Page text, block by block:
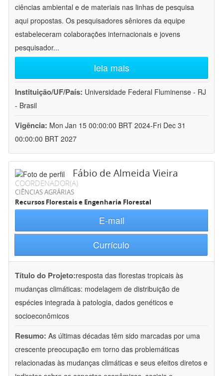
ciências ambiental e de materiais nas linhas de pesquisa
aqui propostas. Os pesquisadores sêniores da equipe
estabeleceram colaborações internacionais e jovens
pesquisador...
leia mais
Instituição/UF/País: Universidade Federal Fluminense - RJ
- Brasil
Vigência: Mon Jan 15 00:00:00 BRT 2024-Fri Dec 31
00:00:00 BRT 2027
Fábio de Almeida Vieira
COORDENADOR(A)
CIÊNCIAS AGRÁRIAS
Recursos Florestais e Engenharia Florestal
E-mail
Currículo
Título do Projeto:resposta das florestas tropicais às
mudanças climáticas: modelagem de distribuição de
espécies integrada à patologia, dados genéticos e
socioeconômicos
Resumo: As últimas décadas têm sido marcadas por uma
crescente preocupação em torno das problemáticas
relacionadas às mudanças climáticas e seus efeitos diretos e